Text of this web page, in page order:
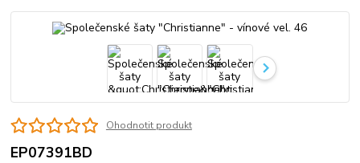
Ohodnotit produkt
EP07391BD